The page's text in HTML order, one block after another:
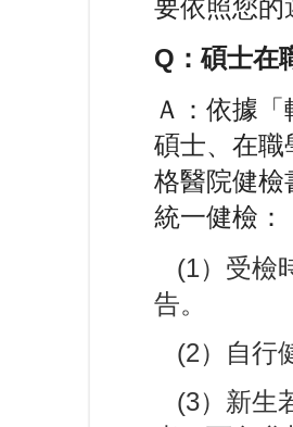
要依照您的
Q：碩士在
Ａ：依據
碩士、在職
格醫院健檢
統一健檢：
(1）受檢
告。
(2）自行
(3）新生